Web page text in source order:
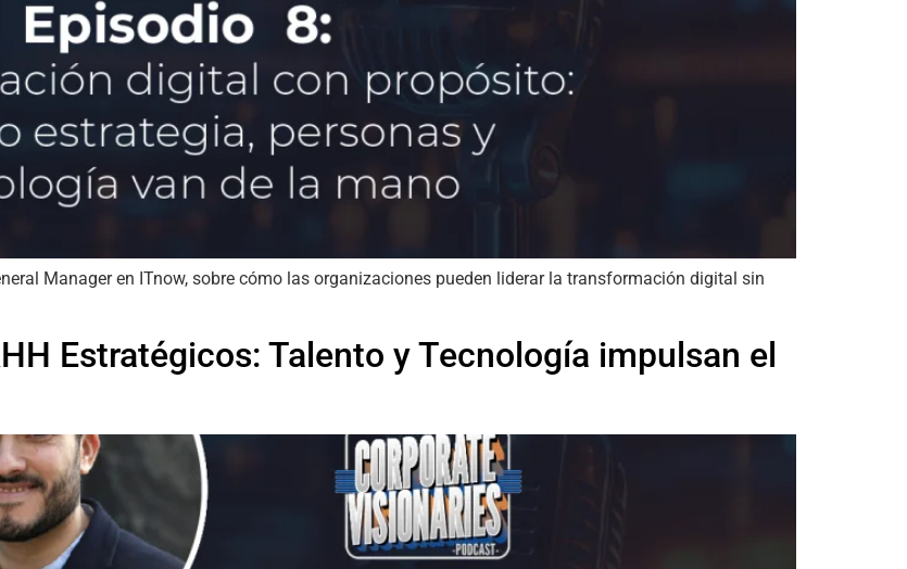
Manager en ITnow, sobre cómo las organizaciones pueden liderar la transformación digital sin
Estratégicos: Talento y Tecnología impulsan el